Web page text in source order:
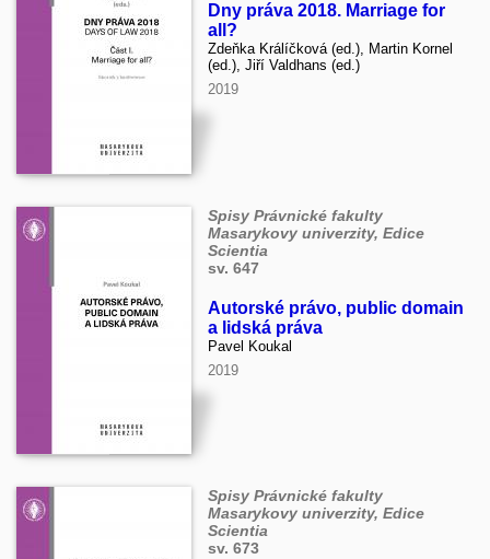
Dny práva 2018. Marriage for
all?
Zdeňka Králíčková (ed.), Martin Kornel
(ed.), Jiří Valdhans (ed.)
2019
Spisy Právnické fakulty
Masarykovy univerzity, Edice
Scientia
sv. 647
Autorské právo, public domain
a lidská práva
Pavel Koukal
2019
Spisy Právnické fakulty
Masarykovy univerzity, Edice
Scientia
sv. 673